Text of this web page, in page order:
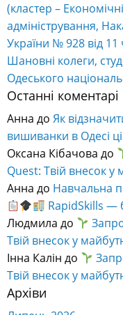
(кластер –
адміністрування,
України № 928 від
Шановні колеги,
Одеського
Останні коментарі
Анна до Як
вишиванки в Одесі
Оксана Кібачова до
Quest: Твій внесок у
Анна до Навчальна
RapidSkills —
Людмила до
Твій внесок у
Інна Калін до
Твій внесок у
Архіви